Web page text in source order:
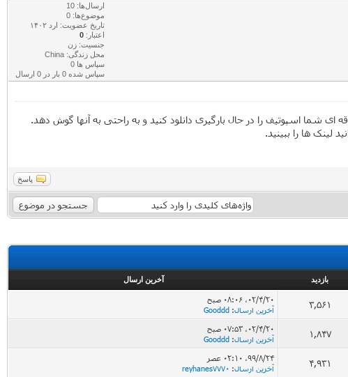
ارسال‌ها: 10
موضوع‌ها: 0
تاریخ عضویت: ارد ۱۴۰۲
اعتبار: 0
جنسیت: زن
محل زندگی: China
سپاس ها 0
سپاس شده 0 بار در 0 ارسال
شما اسپوتیف را در حال بارگیری دانلود کنید و به راحتی به آنها گوش دهد.
لینک ها را ببینید.
پاسخ
بازدید آخرین ارسال
3,561
۰۲/۴/۲۰، ۰۸:۰۶ صبح
آخرین ارسال:
Gooddd
1,847
۰۲/۴/۲۰، ۰۷:۵۳ صبح
آخرین ارسال:
Gooddd
4,931
۹۹/۸/۲۴، ۰۲:۱۰ عصر
آخرین ارسال:
reyhanes7770